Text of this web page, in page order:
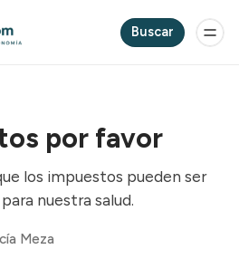
Buscar
por favor
los impuestos pueden ser
nuestra salud.
Meza